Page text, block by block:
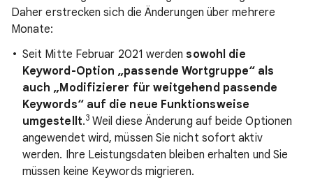
Daher erstrecken sich die Änderungen über mehrere
Monate:
Seit Mitte Februar 2021 werdensowohl die
Keyword-Option „passende Wortgruppe“ als
auch „Modifizierer für weitgehend passende
Keywords“ auf die neue Funktionsweise
umgestellt.3 Weil diese Änderung auf beide Optionen
angewendet wird, müssen Sie nicht sofort aktiv
werden. Ihre Leistungsdaten bleiben erhalten und Sie
müssen keine Keywords migrieren.